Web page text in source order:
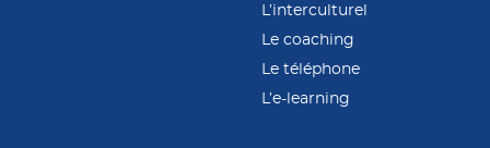
L’interculturel
Le coaching
Le téléphone
L’e-learning